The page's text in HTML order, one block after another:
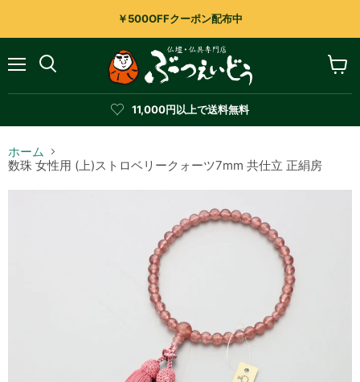
￥500OFFクーポン配布中
索
11,000円以上で送料無料
ー
見
ホーム
数珠 女性用 (上)ストロベリークォーツ7mm 共仕立 正絹房